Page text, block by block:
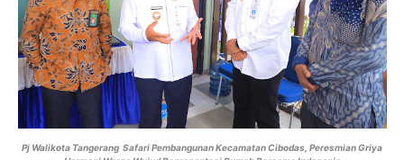
Pj Walikota Tangerang Safari Pembangunan Kecamatan Cibodas, Peresmian Griya